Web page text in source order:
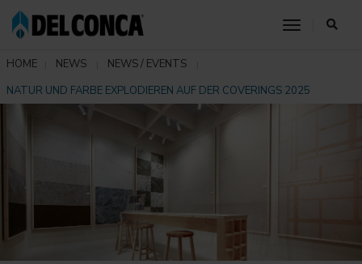
toggle
HOME NEWS
NEWS / EVENTS
NATUR UND FARBE EXPLODIEREN AUF DER COVERINGS 2025